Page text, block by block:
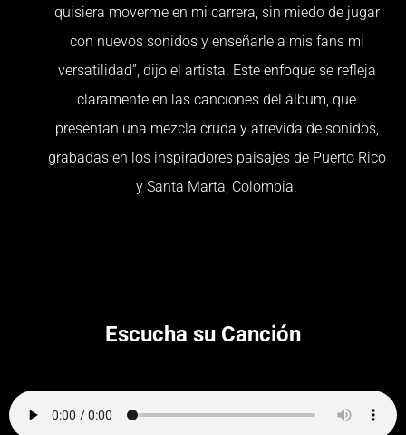
quisiera moverme en mi carrera, sin miedo de jugar
con nuevos sonidos y enseñarle a mis fans mi
versatilidad”, dijo el artista. Este enfoque se refleja
claramente en las canciones del álbum, que
presentan una mezcla cruda y atrevida de sonidos,
grabadas en los inspiradores paisajes de Puerto Rico
y Santa Marta, Colombia.
Escucha su Canción